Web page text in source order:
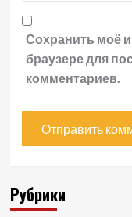
Сохранить моё
браузере для
комментариев.
Рубрики